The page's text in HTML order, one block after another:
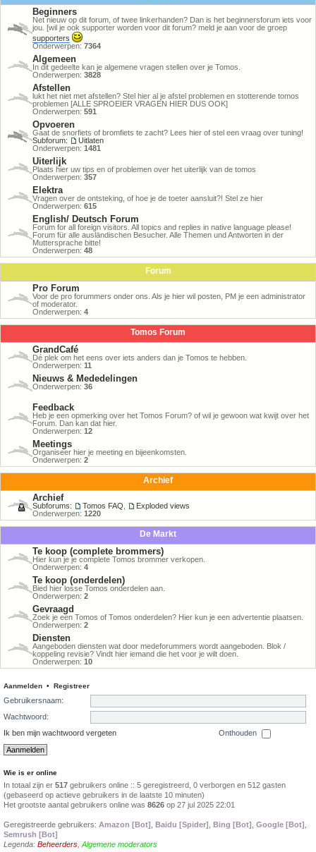
Beginners
Net nieuw op dit forum, of twee linkerhanden? Dan is het beginnersforum iets voor
jou. [wil je ook supporter worden voor dit forum? meld je aan voor de groep
supporters
Onderwerpen: 7364
Algemeen
In dit gedeelte kan je algemene vragen stellen over je Tomos.
Onderwerpen: 3828
Afstellen
lukt het niet met afstellen? Stel hier al je afstel problemen en stotterende tomos
problemen [ALLE SPROEIER VRAGEN HIER DUS OOK]
Onderwerpen: 591
Opvoeren
Gaat de snorfiets of bromfiets te zacht? Lees hier of stel een vraag over tuning!
Subforum:
Uitlaten
Onderwerpen: 1481
Uiterlijk
Plaats hier uw tips en of problemen over het uiterlijk van de tomos
Onderwerpen: 357
Elektra
Vragen over de ontsteking, of hoe je de toeter aansluit?! Stel ze hier
Onderwerpen: 615
English/ Deutsch Forum
Forum for all foreign visitors. All topics and replies in native language please!
Forum für alle ausländischen Besucher. Alle Themen und Antworten in der
Muttersprache bitte!
Onderwerpen: 48
Forum
Pro Forum
Voor de pro forummers onder ons. Als je hier wil posten, PM je een administrator
of moderator.
Onderwerpen: 4
Tomos Forum
GrandCafé
Dé plek om het eens over iets anders dan je Tomos te hebben.
Onderwerpen: 11
Nieuws & Mededelingen
Onderwerpen: 36
Feedback
Heb je een opmerking over het Tomos Forum? of wil je gewoon wat kwijt over het
Forum. Dan kan dat hier.
Onderwerpen: 12
Meetings
Organiseer hier je meeting en bijeenkomsten.
Onderwerpen: 2
Archief
Archief
Subforums: Tomos FAQ
Exploded views
Onderwerpen: 1220
De Markt
Te koop (complete brommers)
Hier kun je je complete Tomos brommer verkopen.
Onderwerpen: 4
Te koop (onderdelen)
Bied hier losse Tomos onderdelen aan.
Onderwerpen: 2
Gevraagd
Zoek je een Tomos of Tomos onderdelen? Hier kun je een advertentie plaatsen.
Onderwerpen: 2
Diensten
Aangeboden diensten wat door medeforummers wordt aangeboden. Blok /
koppeling revisie? Vindt hier iemand die het voor je wilt doen.
Onderwerpen: 10
Aanmelden • Registreer
Gebruikersnaam:
Wachtwoord:
Ik ben mijn wachtwoord vergeten
Onthouden
Wie is er online
In totaal zijn er 517 gebruikers online :: 5 geregistreerd, 0 verborgen en 512 gasten
(gebaseerd op actieve gebruikers in de laatste 10 minuten)
Het grootste aantal gebruikers online was 8626 op 27 jul 2025 22:01
Geregistreerde gebruikers: Amazon [Bot] Baidu [Spider] Bing [Bot] Google [Bot]
Semrush [Bot]
Legenda: Beheerders Algemene moderators